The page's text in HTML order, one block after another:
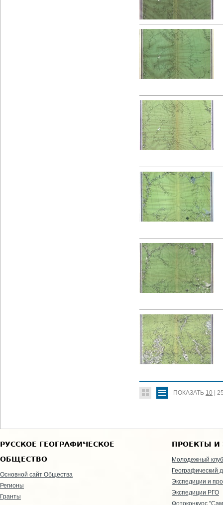
ПОКАЗАТЬ 10
РУССКОЕ ГЕОГРАФИЧЕСКОЕ
ОБЩЕСТВО
Основной сайт Общества
Регионы
Гранты
ПРОЕКТЫ И
Молодежный клуб
Географический
Экспедиции и
Экспедиции РГО
Фотоконкурс